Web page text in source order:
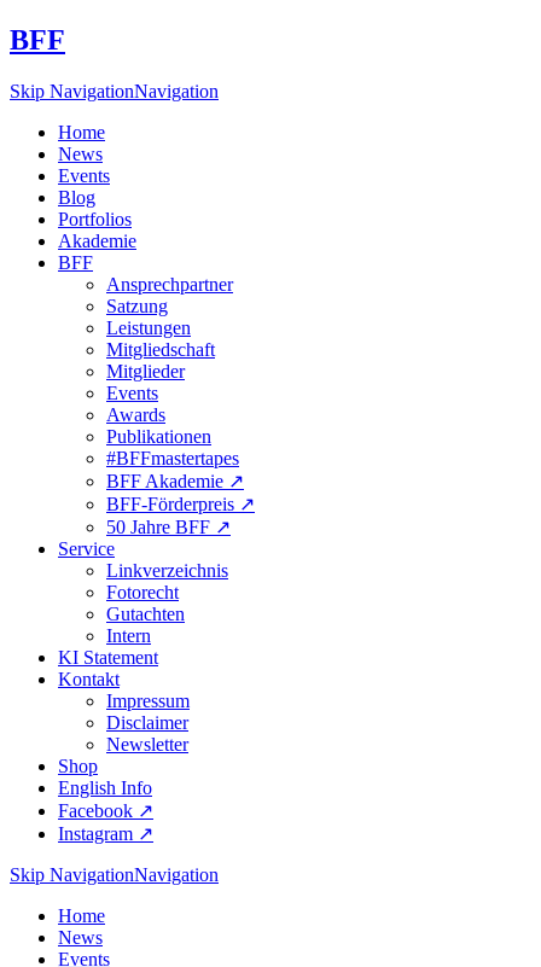
BFF
Skip NavigationNavigation
Home
News
Events
Blog
Portfolios
Akademie
BFF
Ansprechpartner
Satzung
Leistungen
Mitgliedschaft
Mitglieder
Events
Awards
Publikationen
#BFFmastertapes
BFF Akademie ↗︎
BFF-Förderpreis ↗︎
50 Jahre BFF ↗︎
Service
Linkverzeichnis
Fotorecht
Gutachten
Intern
KI Statement
Kontakt
Impressum
Disclaimer
Newsletter
Shop
English Info
Facebook ↗︎
Instagram ↗︎
Skip NavigationNavigation
Home
News
Events